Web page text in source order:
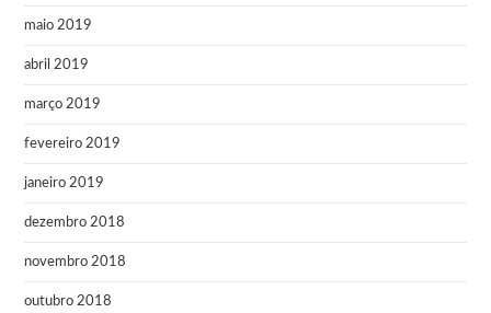
maio 2019
abril 2019
março 2019
fevereiro 2019
janeiro 2019
dezembro 2018
novembro 2018
outubro 2018